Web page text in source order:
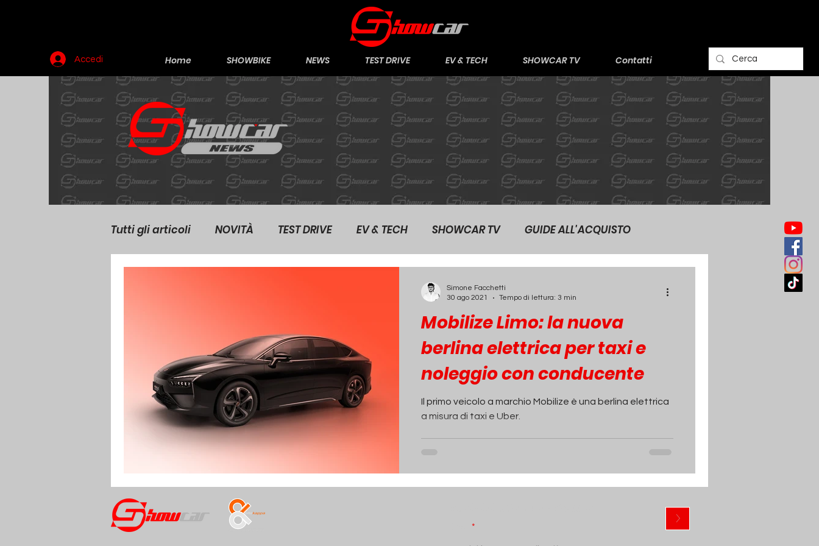
Accedi Home SHOWBIKE NEWS TEST DRIVE EV & TECH SHOWCAR TV Contatti
Tutti gli articoli NOVITÀ TEST DRIVE EV & TECH SHOWCAR TV GUIDE ALL'ACQUISTO
Mobilize Limo: la nuova
berlina elettrica per taxi e
noleggio con conducente
Il primo veicolo a marchio Mobilize è una berlina elettrica
a misura di taxi e Uber.
Simone Facchetti
30 ago 2021
Tempo di lettura: 3 min
>